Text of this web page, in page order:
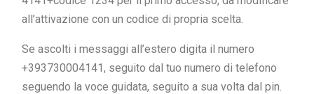
all’attivazione con un codice di propria scelta.
Se ascolti i messaggi all’estero digita il numero
+393730004141, seguito dal tuo numero di telefono
seguendo la voce guidata, seguito a sua volta dal pin.